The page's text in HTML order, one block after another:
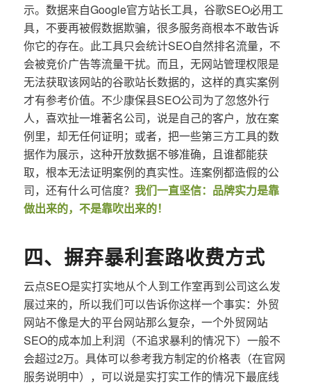
示。数据来自Google官方站长工具，谷歌SEO必用工
具，不要再被假数据欺骗，很多服务商根本不敢告诉
你它的存在。此工具只会统计SEO自然排名流量，不
会被竞价广告等流量干扰。而且，无网站管理权限是
无法获取该网站的谷歌站长数据的，这样的真实案例
才有参考价值。不少康保县SEO公司为了忽悠外行
人，喜欢扯一堆著名公司，说是自己的客户，放在案
例里，却无任何证明；或者，把一些第三方工具的数
据作为展示，这种开放数据不够准确，且谁都能获
取，根本无法证明案例的真实性。连案例都造假的公
司，还有什么可信度？ 我们一直坚信：品牌实力是靠
做出来的，不是靠吹出来的！
四、摒弃暴利套路收费方式
云点SEO是实打实地从个人到工作室再到公司这么发
展过来的，所以我们可以告诉你这样一个事实：外贸
网站不像是大的平台网站那么复杂，一个外贸网站
SEO的成本加上利润（不追求暴利的情况下）一般不
会超过2万。具体可以参考我方制定的价格表（在官网
服务说明中），可以说是实打实工作的情况下最底线